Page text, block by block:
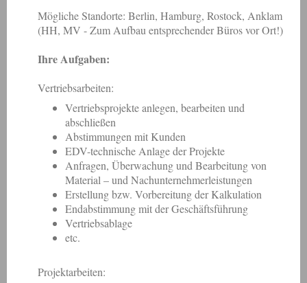
Mögliche Standorte: Berlin, Hamburg, Rostock, Anklam
(HH, MV - Zum Aufbau entsprechender Büros vor Ort!)
Ihre Aufgaben:
Vertriebsarbeiten:
Vertriebsprojekte anlegen, bearbeiten und
abschließen
Abstimmungen mit Kunden
EDV-technische Anlage der Projekte
Anfragen, Überwachung und Bearbeitung von
Material – und Nachunternehmerleistungen
Erstellung bzw. Vorbereitung der Kalkulation
Endabstimmung mit der Geschäftsführung
Vertriebsablage
etc.
Projektarbeiten: